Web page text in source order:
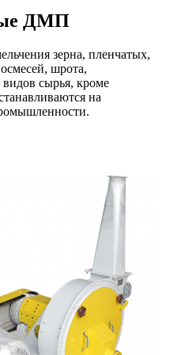
ДМП
зерна, пленчатых,
шрота,
сырья, кроме
на